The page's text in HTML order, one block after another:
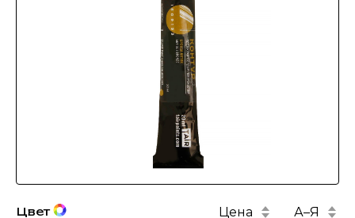
Цвет Цена А–Я